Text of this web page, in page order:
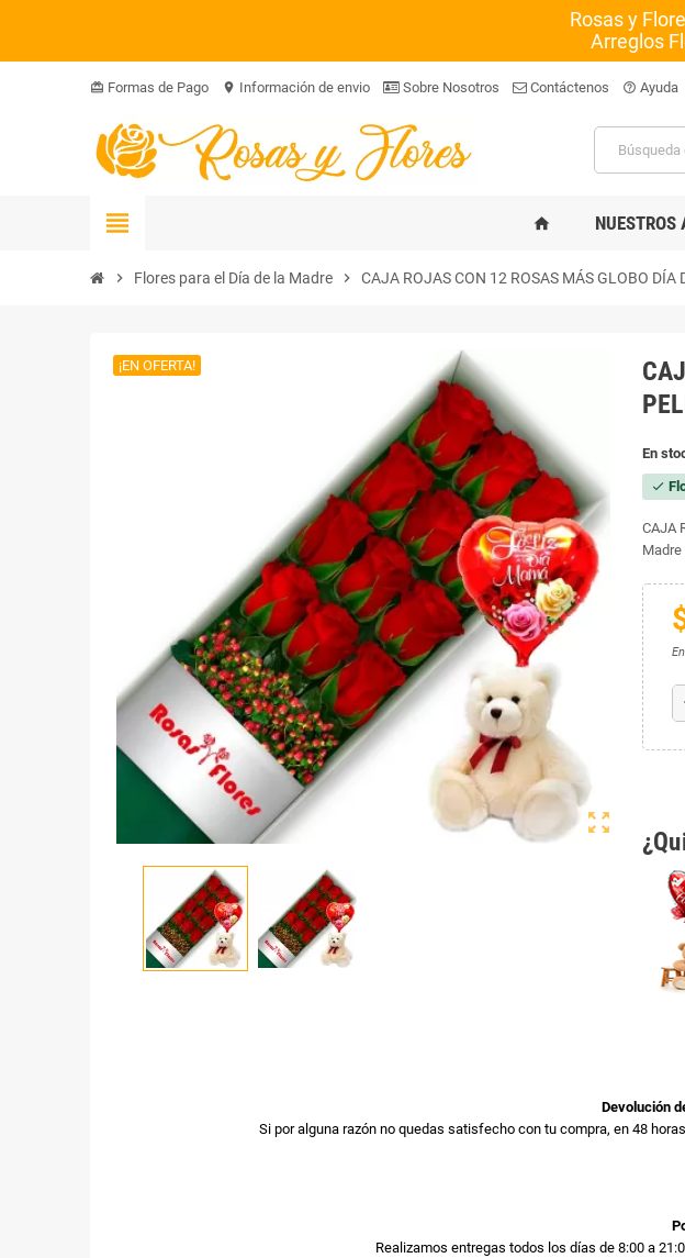
Rosas y
Arreglos
card_giftcard Formas de Pago location_on Información de envio Sobre Nosotros Contáctenos help_outline Ayuda
view_headline home NUESTROS
chevron_right Flores para el Día de la Madre chevron_right CAJA ROJAS CON 12 ROSAS MÁS GLOBO DÍA
zoom_out_map
¡EN OFERTA!
En
check
CAJA
Madre
Devolución
Si por alguna razón no quedas satisfecho con tu compra, en 48
Realizamos entregas todos los días de 8:00 a